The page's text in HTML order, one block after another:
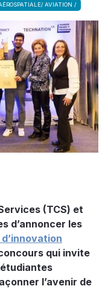
AVIATION /
(TCS) et
d’annoncer les
qui invite
l’avenir de